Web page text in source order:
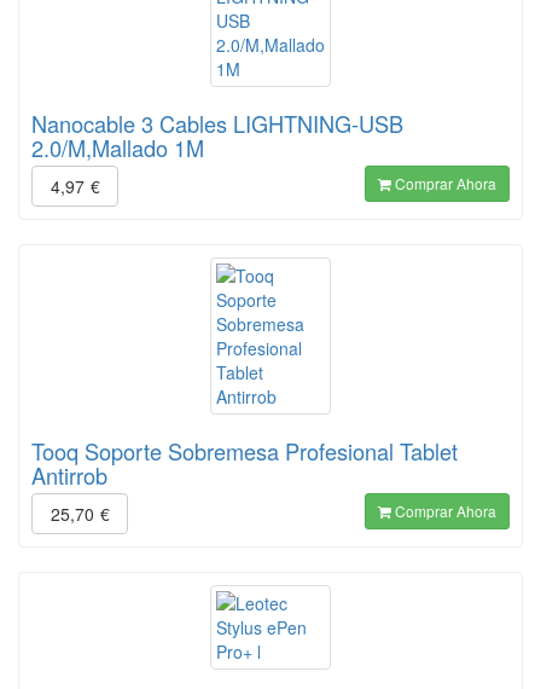
Nanocable 3 Cables LIGHTNING-USB
2.0/M,Mallado 1M
4,97 € Comprar Ahora
Tooq Soporte Sobremesa Profesional Tablet
Antirrob
25,70 € Comprar Ahora